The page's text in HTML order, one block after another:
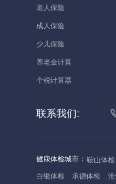
老人保险
成人保险
少儿保险
养老金计算
个税计算器
联系我们:
健康体检城市： 鞍山体检
白银体检
承德体检